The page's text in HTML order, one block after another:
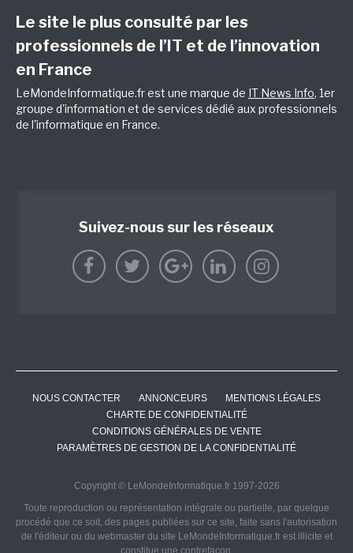
Le site le plus consulté par les
professionnels de l’IT et de l’innovation
en France
LeMondeInformatique.fr est une marque de IT News Info, 1er
groupe d'information et de services dédié aux professionnels
de l'informatique en France.
Suivez-nous sur les réseaux
NOUS CONTACTER ANNONCEURS
MENTIONS LÉGALES
CHARTE DE CONFIDENTIALITÉ
CONDITIONS GÉNÉRALES DE VENTE
PARAMÈTRES DE GESTION DE LA CONFIDENTIALITÉ
Copyright © LeMondeInformatique.fr 1997-2026
Toute reproduction ou représentation intégrale ou partielle, par quelque
procédé que ce soit, des pages publiées sur ce site, faite sans l'autorisation
de l'éditeur ou du webmaster du site LeMondeInformatique.fr est illicite et
constitue une contrefaçon.